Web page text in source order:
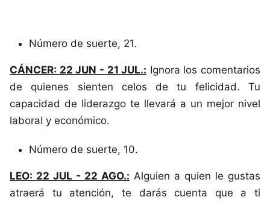
Número de suerte, 21.
CÁNCER: 22 JUN - 21 JUL.: Ignora los comentarios
de quienes sienten celos de tu felicidad. Tu
capacidad de liderazgo te llevará a un mejor nivel
laboral y económico.
Número de suerte, 10.
LEO: 22 JUL - 22 AGO.: Alguien a quien le gustas
atraerá tu atención, te darás cuenta que a ti